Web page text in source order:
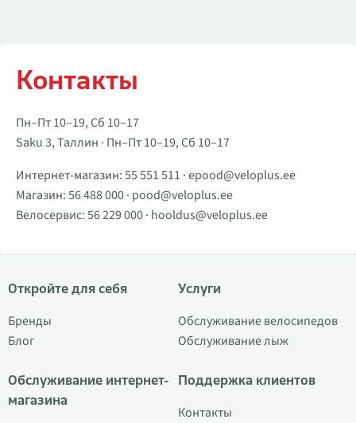
Контакты
Пн–Пт 10–19, Сб 10–17
Saku 3, Таллин · Пн–Пт 10–19, Сб 10–17
Интернет-магазин:55 551 511 ·epood@veloplus.ee
Магазин:56 488 000· pood@veloplus.ee
Велосервис:56 229 000· hooldus@veloplus.ee
Откройте для себя
Бренды
Блог
Обслуживание интернет-
магазина
Услуги
Обслуживание велосипедов
Обслуживание лыж
Поддержка клиентов
Контакты